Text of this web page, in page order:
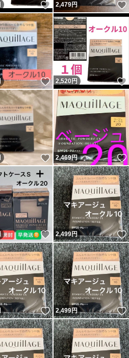
いいね！
2,479円
いいね！
2,520 円
いいね！
2,469円
いいね！
2,499円
いいね！
2,499円